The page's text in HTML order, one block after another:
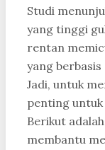
Studi
yang tinggi
rentan
yang berbasis
Jadi, untuk
penting
Berikut
membantu